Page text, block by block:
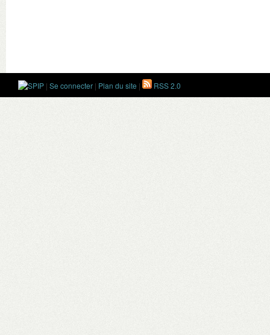
| Se connecter | Plan du site | RSS 2.0